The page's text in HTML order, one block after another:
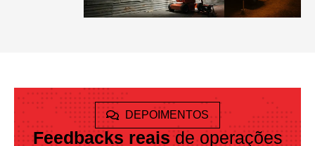
DEPOIMENTOS
Feedbacks reaisde operações